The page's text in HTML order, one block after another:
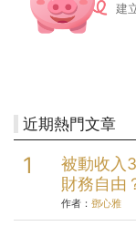
建
近期熱門文章
被動收入
財務自由
作者： 鄧心雅